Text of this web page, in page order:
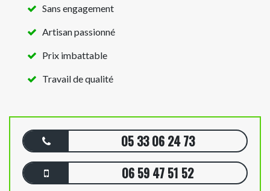
Sans engagement
Artisan passionné
Prix imbattable
Travail de qualité
05 33 06 24 73
06 59 47 51 52